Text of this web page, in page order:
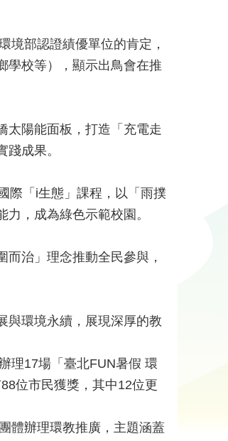
境部認證績優單位的肯定，
學校等），顯示出鳥會在推
太陽能面板，打造「充電走
成果。
際「i生態」課程，以「雨撲
，成為綠色示範校園。
治」理念推動全民參與，
與環境永續，展現深厚的教
理17場「臺北FUN暑假 環
位市民獲獎，其中12位更
體辦理環教推廣，主題涵蓋